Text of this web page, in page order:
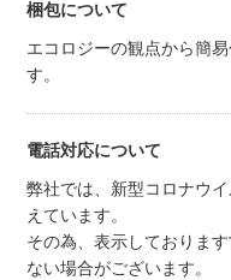
梱包について
エコロジーの観点から簡
す。
電話対応について
弊社では、新型コロナウ
えています。
その為、表示しておりま
ない場合がございます。